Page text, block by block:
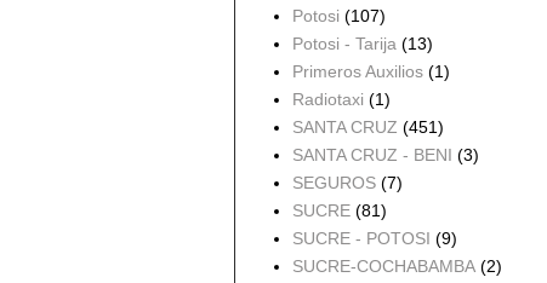
Potosi (107)
Potosi - Tarija (13)
Primeros Auxilios (1)
Radiotaxi (1)
SANTA CRUZ (451)
SANTA CRUZ - BENI (3)
SEGUROS (7)
SUCRE (81)
SUCRE - POTOSI (9)
SUCRE-COCHABAMBA (2)